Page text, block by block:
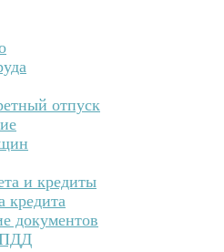
отпуск
и кредиты
кредита
документов